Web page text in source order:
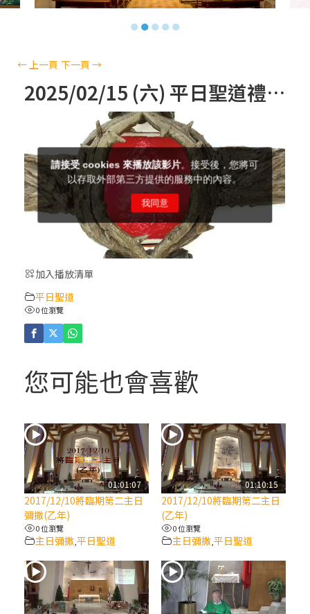
【信仰之旅】第十三集：「天主十誡(上)」
—金毓瑋 神父
【信仰之旅】第十二集：「聖母、聖人」—
【信仰之旅】第十一集：「教 會」(推廣片)
【信仰之旅】第十一集：「教 會」—林必能
神父
【信仰之旅】第十集：「逾越奧蹟」— 錢玲
珠老師
(5)黃敏正主教帶你做「四旬期避靜」—【逾
人相遇
(2)黃敏正主教帶你做「四旬期避靜」—【逾
越的智慧】：七項齋戒的意義與益處
【信仰之旅】第九集：「如果你的痛苦比快
樂多」—歐義明神父 / 應芝莉老師
(1)黃敏正主教帶你做「四旬期避靜」—【逾
越的智慧】：聖方濟的靈修，「不占為己
有」
●●●●●
← 上一頁 下一頁→
2025/02/15 (六) 平日聖道禮儀
加入播放清單
平日聖道
0 位瀏覽
您可能也會喜歡
01:01:07
2017/12/10將臨期第二主日
彌撒(乙年)
0 位瀏覽
主日彌撒 ,平日聖道
01:10:15
2017/12/10將臨期第二主日
(乙年)
0 位瀏覽
主日彌撒, 平日聖道